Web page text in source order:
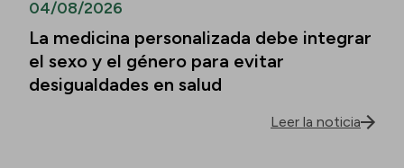
04/08/2026
La medicina personalizada debe integrar
el sexo y el género para evitar
desigualdades en salud
Leer la noticia